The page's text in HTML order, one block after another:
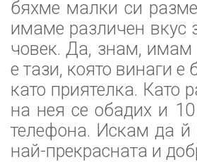
бяхме малки си
имаме различен вкус
човек. Да, знам, имам
е тази, която винаги
като приятелка. Като
на нея се обадих и
телефона. Искам да
най-прекрасната и